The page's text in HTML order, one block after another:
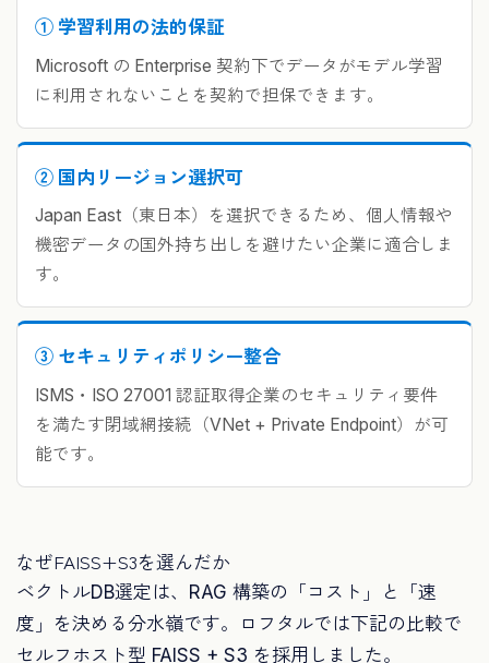
① 学習利用の法的保証
Microsoft の Enterprise 契約下でデータがモデル学習
に利用されないことを契約で担保できます。
② 国内リージョン選択可
Japan East（東日本）を選択できるため、個人情報や
機密データの国外持ち出しを避けたい企業に適合しま
す。
③ セキュリティポリシー整合
ISMS・ISO 27001 認証取得企業のセキュリティ要件
を満たす閉域網接続（VNet + Private Endpoint）が可
能です。
なぜFAISS+S3を選んだか
ベクトルDB選定は、RAG 構築の「コスト」と「速
度」を決める分水嶺です。ロフタルでは下記の比較で
セルフホスト型 FAISS + S3 を採用しました。